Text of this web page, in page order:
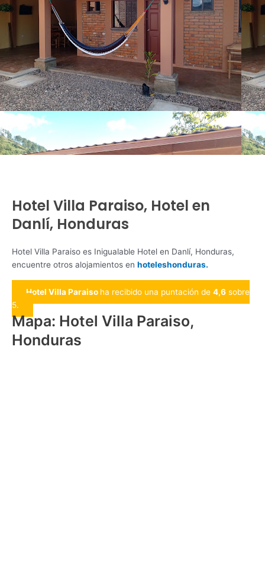
Hotel Villa Paraiso, Hotel en
Danlí, Honduras
Hotel Villa Paraiso es Inigualable Hotel en Danlí, Honduras,
encuentre otros alojamientos en hoteleshonduras.
Hotel Villa Paraiso ha recibido una puntación de 4,6 sobre
5.
Mapa: Hotel Villa Paraiso,
Honduras